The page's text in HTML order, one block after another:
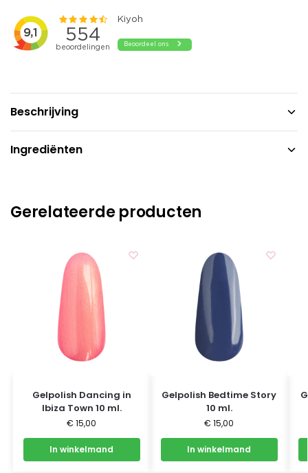
Beschrijving
Ingrediënten
Gerelateerde producten
Gelpolish Dancing in
Ibiza Town 10 ml.
€ 15,00
In winkelmand
Gelpolish Bedtime Story
10 ml.
€ 15,00
In winkelmand